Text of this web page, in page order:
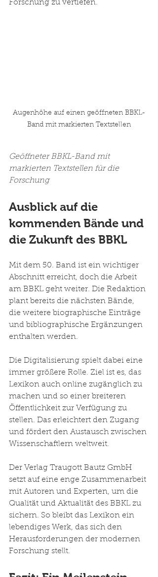
Forschung zu vertiefen.
Augenhöhe auf einen geöffneten BBKL-
Band mit markierten Textstellen
Geöffneter BBKL-Band mit
markierten Textstellen für die
Forschung
Ausblick auf die
kommenden Bände und
die Zukunft des BBKL
Mit dem 50. Band ist ein wichtiger
Abschnitt erreicht, doch die Arbeit
am BBKL geht weiter. Die Redaktion
plant bereits die nächsten Bände,
die weitere biographische Einträge
und bibliographische Ergänzungen
enthalten werden.
Die Digitalisierung spielt dabei eine
immer größere Rolle. Ziel ist es, das
Lexikon auch online zugänglich zu
machen und so einer breiteren
Öffentlichkeit zur Verfügung zu
stellen. Das erleichtert den Zugang
und fördert den Austausch zwischen
Wissenschaftlern weltweit.
Der Verlag Traugott Bautz GmbH
setzt auf eine enge Zusammenarbeit
mit Autoren und Experten, um die
Qualität und Aktualität des BBKL zu
sichern. So bleibt das Lexikon ein
lebendiges Werk, das sich den
Herausforderungen der modernen
Forschung stellt.